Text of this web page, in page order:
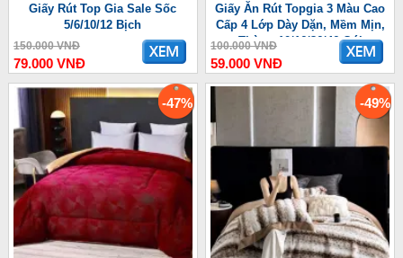
Giấy Rút Top Gia Sale Sốc
5/6/10/12 Bịch
150.000 VNĐ
79.000 VNĐ
Giấy Ăn Rút Topgia 3 Màu Cao
Cấp 4 Lớp Dày Dặn, Mềm Mịn,
Thùng 10/16/36/46 Gói
100.000 VNĐ
59.000 VNĐ
-47% -49%